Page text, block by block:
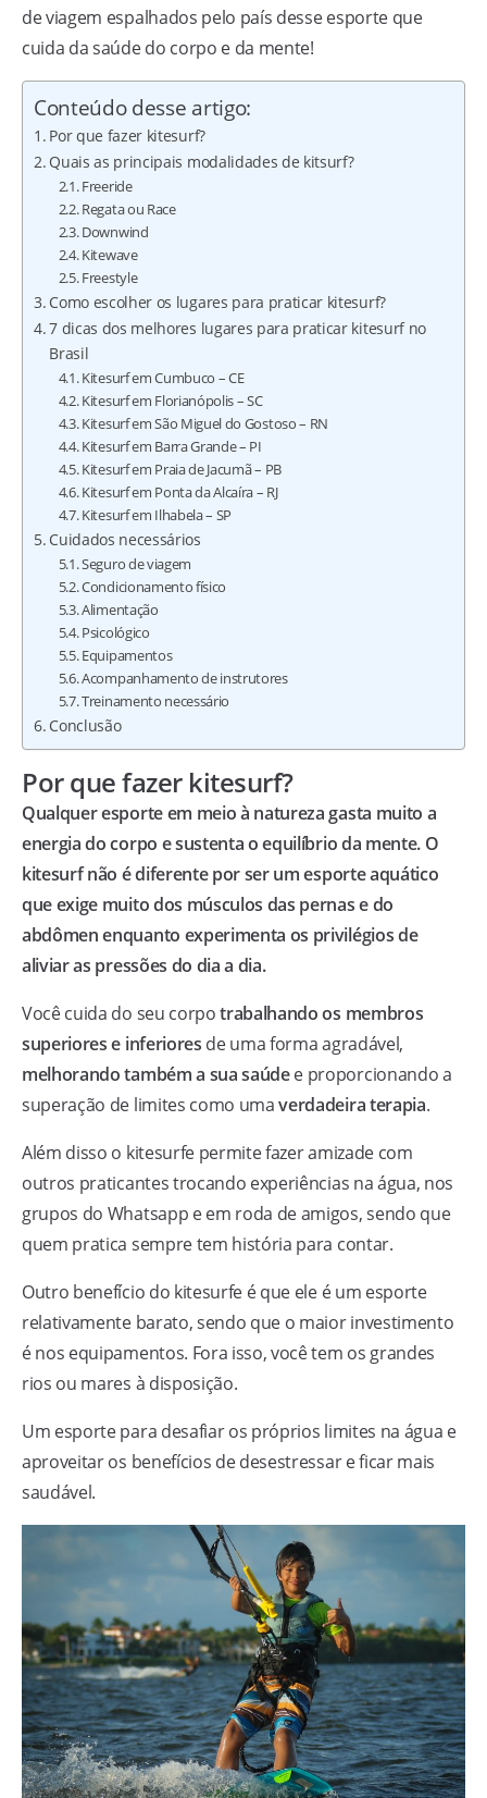
de viagem espalhados pelo país desse esporte que
cuida da saúde do corpo e da mente!
Conteúdo desse artigo:
Por que fazer kitesurf?
Quais as principais modalidades de kitsurf?
Freeride
Regata ou Race
Downwind
Kitewave
Freestyle
Como escolher os lugares para praticar kitesurf?
7 dicas dos melhores lugares para praticar kitesurf no
Brasil
Kitesurf em Cumbuco – CE
Kitesurf em Florianópolis – SC
Kitesurf em São Miguel do Gostoso – RN
Kitesurf em Barra Grande – PI
Kitesurf em Praia de Jacumã – PB
Kitesurf em Ponta da Alcaíra – RJ
Kitesurf em Ilhabela – SP
Cuidados necessários
Seguro de viagem
Condicionamento físico
Alimentação
Psicológico
Equipamentos
Acompanhamento de instrutores
Treinamento necessário
Conclusão
Por que fazer kitesurf?
Qualquer esporte em meio à natureza gasta muito a
energia do corpo e sustenta o equilíbrio da mente. O
kitesurf não é diferente por ser um esporte aquático
que exige muito dos músculos das pernas e do
abdômen enquanto experimenta os privilégios de
aliviar as pressões do dia a dia.
Você cuida do seu corpotrabalhando os membros
superiores e inferiores de uma forma agradável,
melhorando também a sua saúdee proporcionando a
superação de limites como umaverdadeira terapia.
Além disso o kitesurfe permite fazer amizade com
outros praticantes trocando experiências na água, nos
grupos do Whatsapp e em roda de amigos, sendo que
quem pratica sempre tem história para contar.
Outro benefício do kitesurfe é que ele é um esporte
relativamente barato, sendo que o maior investimento
é nos equipamentos. Fora isso, você tem os grandes
rios ou mares à disposição.
Um esporte para desafiar os próprios limites na água e
aproveitar os benefícios de desestressar e ficar mais
saudável.